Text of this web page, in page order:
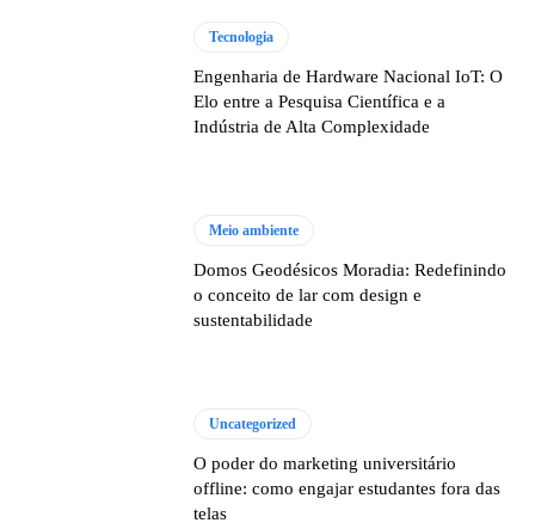
Tecnologia
Engenharia de Hardware Nacional IoT: O
Elo entre a Pesquisa Científica e a
Indústria de Alta Complexidade
Meio ambiente
Domos Geodésicos Moradia: Redefinindo
o conceito de lar com design e
sustentabilidade
Uncategorized
O poder do marketing universitário
offline: como engajar estudantes fora das
telas